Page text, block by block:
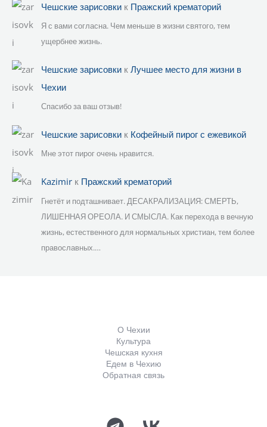
Чешские зарисовкик Пражский крематорий
Я с вами согласна. Чем меньше в жизни святого, тем
ущербнее жизнь.
Чешские зарисовкик Лучшее место для жизни в
Чехии
Спасибо за ваш отзыв!
Чешские зарисовкик Кофейный пирог с ежевикой
Мне этот пирог очень нравится.
Kazimirк Пражский крематорий
Гнетёт и подташнивает. ДЕСАКРАЛИЗАЦИЯ: СМЕРТЬ,
ЛИШЕННАЯ ОРЕОЛА. И СМЫСЛА. Как перехода в вечную
жизнь, естественного для нормальных христиан, тем более
православных.…
О Чехии
Культура
Чешская кухня
Едем в Чехию
Обратная связь